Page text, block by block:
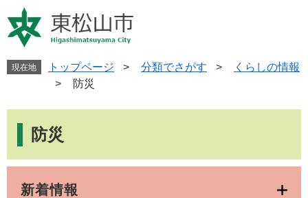
ー
ジ
す
ニ
ュ
し
へ
現在地 トップページ > 分類でさがす >
くらしの情報
>
防災
防災
新着情報